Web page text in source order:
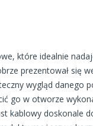
które idealnie
prezentował się
wygląd danego
go w otworze
kablowy doskonale